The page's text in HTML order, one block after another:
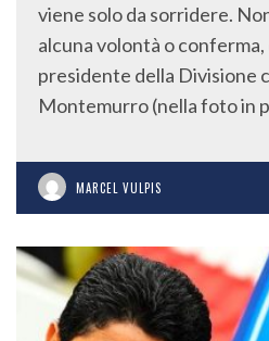
viene solo da sorridere.
alcuna volontà o
presidente della Divisione
Montemurro (nella foto in
MARCEL VULPIS